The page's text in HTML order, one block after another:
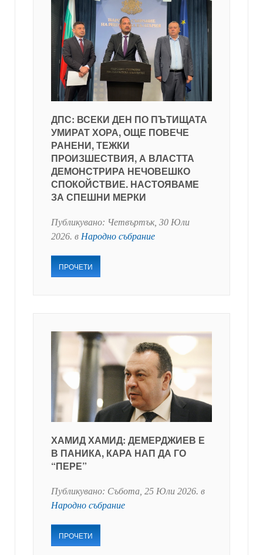
ДПС: ВСЕКИ ДЕН ПО ПЪТИЩАТА
УМИРАТ ХОРА, ОЩЕ ПОВЕЧЕ
РАНЕНИ, ТЕЖКИ
ПРОИЗШЕСТВИЯ, А ВЛАСТТА
ДЕМОНСТРИРА НЕЧОВЕШКО
СПОКОЙСТВИЕ. НАСТОЯВАМЕ
ЗА СПЕШНИ МЕРКИ
Публикувано: Четвъртък, 30 Юли
2026. в Народно събрание
ПРОЧЕТИ
ХАМИД ХАМИД: ДЕМЕРДЖИЕВ Е
В ПАНИКА, КАРА НАП ДА ГО
“ПЕРЕ”
Публикувано: Събота, 25 Юли 2026. в
Народно събрание
ПРОЧЕТИ